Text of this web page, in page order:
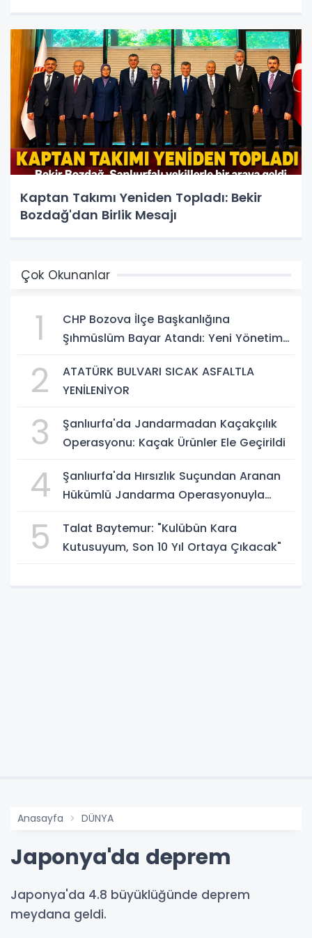
Kaptan Takımı Yeniden Topladı: Bekir
Bozdağ'dan Birlik Mesajı
Çok Okunanlar
1
CHP Bozova İlçe Başkanlığına
Şıhmüslüm Bayar Atandı: Yeni Yönetim
2
ATATÜRK BULVARI SICAK ASFALTLA
YENİLENİYOR
3
Şanlıurfa'da Jandarmadan Kaçakçılık
Operasyonu: Kaçak Ürünler Ele Geçirildi
4
Şanlıurfa'da Hırsızlık Suçundan Aranan
Hükümlü Jandarma Operasyonuyla
5
Talat Baytemur: "Kulübün Kara
Kutusuyum, Son 10 Yıl Ortaya Çıkacak"
Anasayfa DÜNYA
Japonya'da deprem
Japonya'da 4.8 büyüklüğünde deprem
meydana geldi.